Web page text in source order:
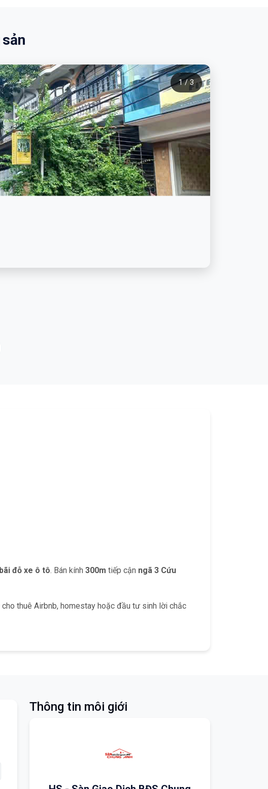
1 / 3
đỗ xe ô tô. Bán kính 300m tiếp cận ngã 3 Cứu
thuê Airbnb, homestay hoặc đầu tư sinh lời chắc
Thông tin môi giới